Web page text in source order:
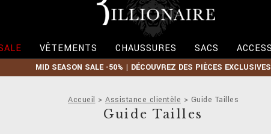
l
o
n
a
e
VÊTEMENTS CHAUSSURES SACS
MID SEASON SALE -50% | DÉCOUVREZ DES PIÈCES EXCLUSIVES
Accueil Assistance clientèle Guide Tailles
Guide Tailles